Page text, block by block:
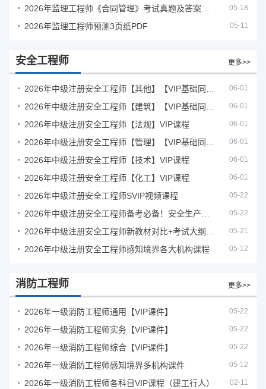
05-18
2026年监理工程师预测3页纸PDF 05-11
安全工程师 更多>>
06-01
06-01
2026年中级注册安全工程师【法规】VIP课程 06-01
06-01
2026年中级注册安全工程师【技术】VIP课程 06-01
2026年中级注册安全工程师【化工】VIP课程 06-01
2026年中级注册安全工程师SVIP视频课程 05-22
05-22
05-21
2026年中级注册安全工程师感知境界各大机构课程 05-12
消防工程师 更多>>
2026年一级消防工程师通用【VIP课件】 05-22
2026年一级消防工程师实务【VIP课件】 05-22
2026年一级消防工程师综合【VIP课件】 05-22
2026年一级消防工程师感知境界多机构课件 05-12
2026年一级消防工程师各科目VIP课程（建工行人） 02-11